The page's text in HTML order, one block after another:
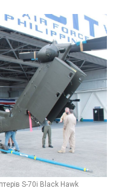
S-70i Black Hawk